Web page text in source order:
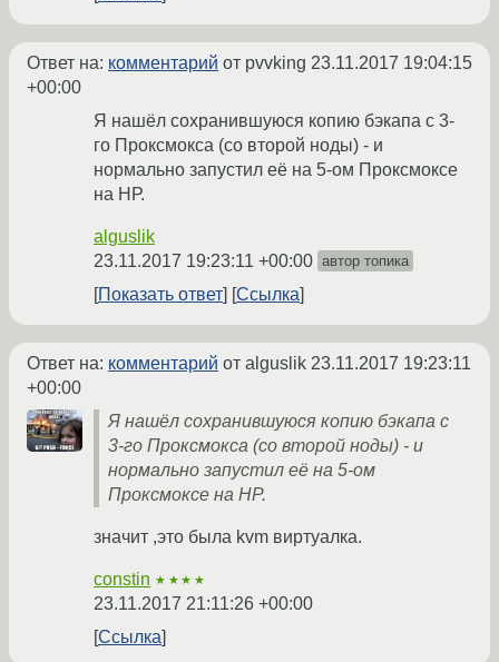
Ответ на: комментарий от pvvking 23.11.2017 19:04:15
+00:00
Я нашёл сохранившуюся копию бэкапа с 3-
го Проксмокса (со второй ноды) - и
нормально запустил её на 5-ом Проксмоксе
на НР.
alguslik
23.11.2017 19:23:11 +00:00 автор топика
Показать ответ Ссылка
Ответ на: комментарий от alguslik 23.11.2017 19:23:11
+00:00
Я нашёл сохранившуюся копию бэкапа с
3-го Проксмокса (со второй ноды) - и
нормально запустил её на 5-ом
Проксмоксе на НР.
значит ,это была kvm виртуалка.
constin ★★★★
23.11.2017 21:11:26 +00:00
Ссылка